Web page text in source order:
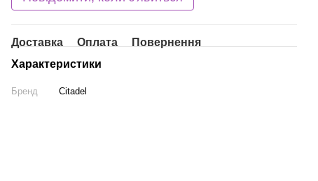
Доставка Оплата
Повернення
Характеристики
Бренд Citadel